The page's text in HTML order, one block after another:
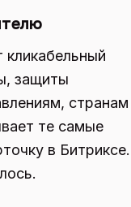
кликабельный
защиты
странам
те самые
в Битриксе.